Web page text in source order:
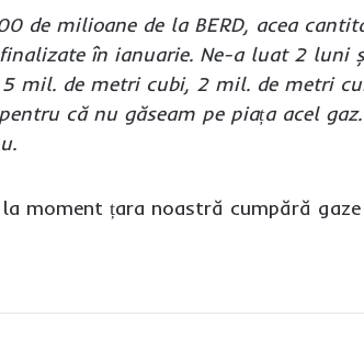
de milioane de la BERD, acea
în ianuarie. Ne-a luat 2 luni
mil. de metri cubi, 2 mil. de metri
că nu găseam pe piața acel
moment țara noastră cumpără